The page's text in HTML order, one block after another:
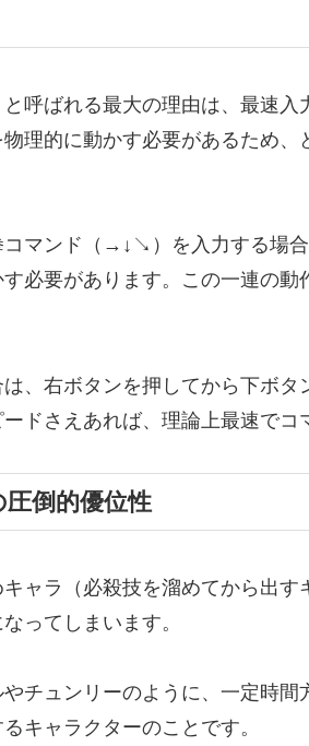
呼ばれる最大の理由は、最速
理的に動かす必要があるため、
マンド（→↓↘）を入力する場
必要があります。この一連の
、右ボタンを押してから下ボ
ドさえあれば、理論上最速でコ
倒的優位性
ャラ（必殺技を溜めてから出す
ってしまいます。
チュンリーのように、一定時
キャラクターのことです。